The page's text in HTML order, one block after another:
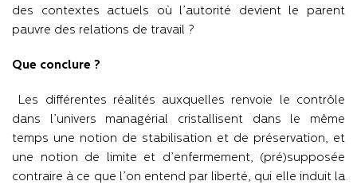
des contextes actuels où l’autorité devient le parent
pauvre des relations de travail ?
Que conclure ?
Les différentes réalités auxquelles renvoie le contrôle
dans l’univers managérial cristallisent dans le même
temps une notion de stabilisation et de préservation, et
une notion de limite et d’enfermement, (pré)supposée
contraire à ce que l’on entend par liberté, qui elle induit la